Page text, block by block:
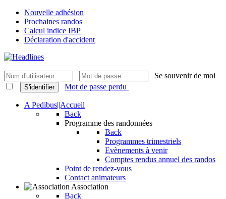
Nouvelle adhésion
Prochaines randos
Calcul indice IBP
Déclaration d'accident
Se souvenir de moi
S'identifier Mot de passe perdu
A Pedibus||Accueil
Back
Programme des randonnées
Back
Programmes trimestriels
Evènements à venir
Comptes rendus annuel des randos
Point de rendez-vous
Contact animateurs
Association
Back